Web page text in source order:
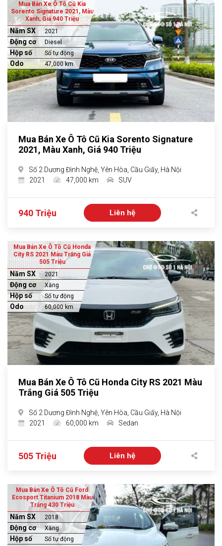
Mua Bán Xe Ô Tô Cũ Kia
Sorento Signature 2021, Màu
Xanh, Giá 940 Triệu
Năm SX 2021
Động cơ Diesel
Hộp số Số tự động
Odo 47,000 km
Mua Bán Xe Ô Tô Cũ Kia Sorento Signature
2021, Màu Xanh, Giá 940 Triệu
Số 2 Dương Đình Nghệ, Yên Hòa, Cầu Giấy, Hà Nội
2021
47,000 km SUV
940 Triệu Liên hệ
Mua Bán Xe Ô Tô Cũ Honda
City RS 2021 Màu Trắng Giá
505 Triệu
Năm SX 2021
Động cơ Xăng
Hộp số Số tự động
Odo 60,000 km
Mua Bán Xe Ô Tô Cũ Honda City RS 2021 Màu
Trắng Giá 505 Triệu
Số 2 Dương Đình Nghệ, Yên Hòa, Cầu Giấy, Hà Nội
2021
60,000 km Sedan
505 Triệu Liên hệ
Mua Bán Xe Ô Tô Cũ Ford
Ecosport Titanium 2018 Màu
Trắng 430 Triệu
Năm SX 2018
Động cơ Xăng
Hộp số Số tự động